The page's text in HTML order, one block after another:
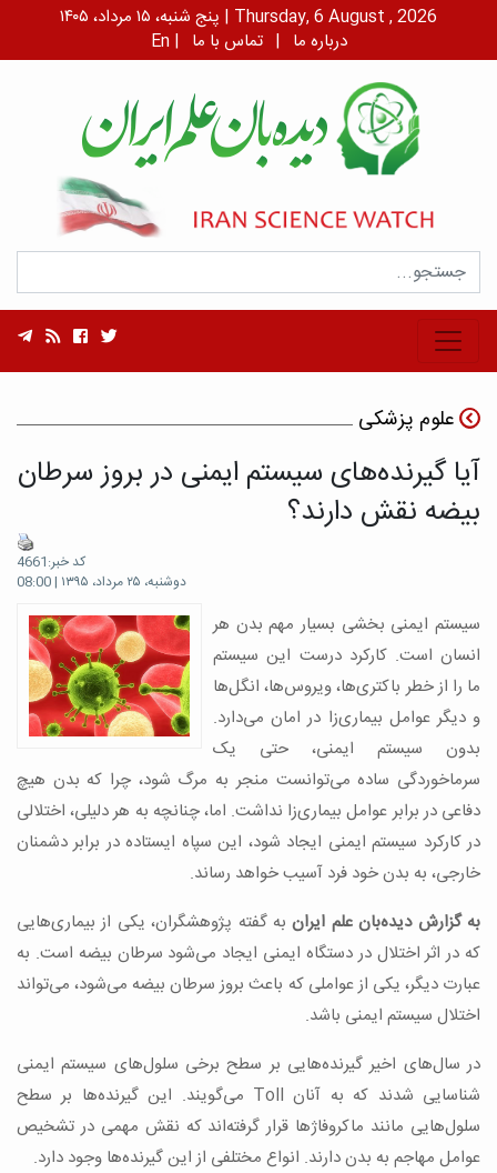
پنج شنبه، ۱۵ مرداد، ۱۴۰۵ | Thursday, 6 August , 2026
En | درباره ما | تماس با ما
علوم پزشکی
آیا گیرنده‌‌‌‌‌‌‌‌‌های سیستم ایمنی در بروز سرطان
بیضه نقش دارند؟
کد خبر:4661
دوشنبه، ۲۵ مرداد، ۱۳۹۵ | 08:00
سیستم ایمنی بخشی بسیار مهم بدن هر
انسان است. کارکرد درست این سیستم
ما را از خطر باکتری‌‌‌‌‌‌‌‌‌ها، ویروس‌‌‌‌‌‌‌‌‌ها، انگل‌ها
و دیگر عوامل بیماری‌‌‌‌‌‌‌‌‌زا در امان می‌‌‌‌‌‌‌‌‌دارد.
بدون سیستم ایمنی، حتی یک
سرماخوردگی ساده می‌‌‌‌‌‌‌‌‌توانست منجر به مرگ شود، چرا که بدن هیچ
دفاعی در برابر عوامل بیماری‌‌‌‌‌‌‌‌‌زا نداشت. اما، چنانچه به هر دلیلی، اختلالی
در کارکرد سیستم ایمنی ایجاد شود، این سپاه ایستاده در برابر دشمنان
خارجی، به بدن خود فرد آسیب خواهد رساند.
به گزارش دیده‌بان علم ایرانبه گفته پژوهشگران،‌ یکی از بیماری‌‌‌‌‌‌‌‌‌هایی
که در اثر اختلال در دستگاه ایمنی ایجاد می‌‌‌‌‌‌‌‌‌شود سرطان بیضه است. به
عبارت دیگر، یکی از عواملی که باعث بروز سرطان بیضه می‌‌‌‌‌‌‌‌‌شود، می‌‌‌‌‌‌‌‌‌تواند
اختلال سیستم ایمنی باشد.
در سال‌‌‌‌‌‌‌‌‌های اخیر گیرنده‌‌‌‌‌‌‌‌‌هایی بر سطح برخی سلول‌‌‌‌‌‌‌‌‌های سیستم ایمنی
شناسایی شدند که به آنان Toll می‌‌‌‌‌‌‌‌‌گویند. این گیرنده‌‌‌‌‌‌‌‌‌ها بر سطح
سلول‌‌‌‌‌‌‌‌‌هایی مانند ماکروفاژ‌‌‌‌‌‌‌‌‌ها قرار گرفته‌‌‌‌‌‌‌‌‌اند که نقش مهمی در تشخیص
عوامل مهاجم به بدن دارند. انواع مختلفی از این گیرنده‌‌‌‌‌‌‌‌‌ها وجود دارد.